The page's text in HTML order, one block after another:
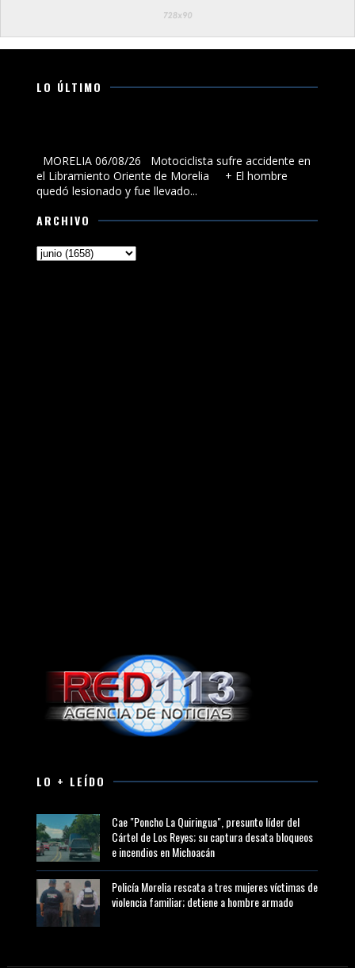
LO ÚLTIMO
MORELIA 06/08/26 Motociclista sufre accidente en
el Libramiento Oriente de Morelia + El hombre
quedó lesionado y fue llevado...
ARCHIVO
LO + LEÍDO
Cae "Poncho La Quiringua", presunto líder del
Cártel de Los Reyes; su captura desata bloqueos
e incendios en Michoacán
Policía Morelia rescata a tres mujeres víctimas de
violencia familiar; detiene a hombre armado